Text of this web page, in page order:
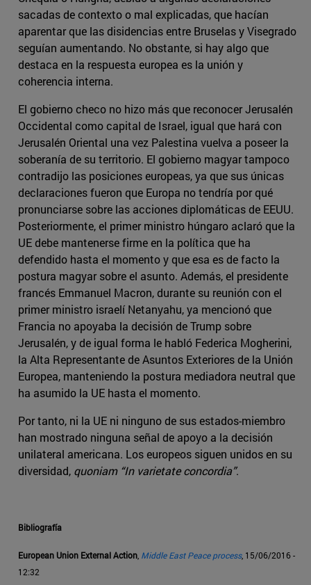
sacadas de contexto o mal explicadas, que hacían
aparentar que las disidencias entre Bruselas y Visegrado
seguían aumentando. No obstante, si hay algo que
destaca en la respuesta europea es la unión y
coherencia interna.
El gobierno checo no hizo más que reconocer Jerusalén
Occidental como capital de Israel, igual que hará con
Jerusalén Oriental una vez Palestina vuelva a poseer la
soberanía de su territorio. El gobierno magyar tampoco
contradijo las posiciones europeas, ya que sus únicas
declaraciones fueron que Europa no tendría por qué
pronunciarse sobre las acciones diplomáticas de EEUU.
Posteriormente, el primer ministro húngaro aclaró que la
UE debe mantenerse firme en la política que ha
defendido hasta el momento y que esa es de facto la
postura magyar sobre el asunto. Además, el presidente
francés Emmanuel Macron, durante su reunión con el
primer ministro israelí Netanyahu, ya mencionó que
Francia no apoyaba la decisión de Trump sobre
Jerusalén, y de igual forma le habló Federica Mogherini,
la Alta Representante de Asuntos Exteriores de la Unión
Europea, manteniendo la postura mediadora neutral que
ha asumido la UE hasta el momento.
Por tanto, ni la UE ni ninguno de sus estados-miembro
han mostrado ninguna señal de apoyo a la decisión
unilateral americana. Los europeos siguen unidos en su
diversidad, quoniam “In varietate concordia”.
Bibliografía
European Union External Action, Middle East Peace process, 15/06/2016 -
12:32